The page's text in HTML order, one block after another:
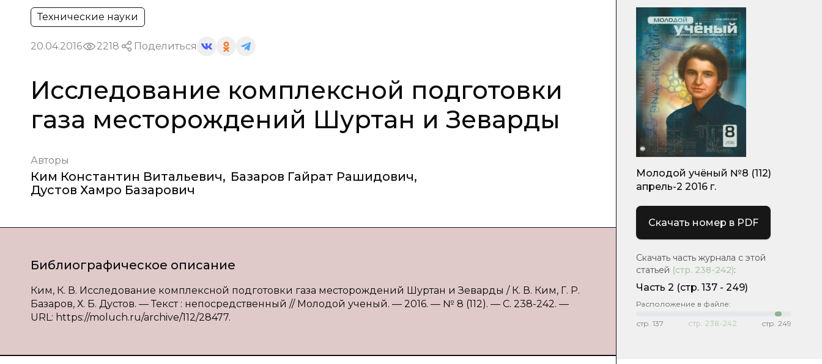
Технические науки
20.04.2016 2218 Поделиться
Исследование комплексной подготовки
газа месторождений Шуртан и Зеварды
Авторы
Ким Константин Витальевич, Базаров Гайрат Рашидович,
Дустов Хамро Базарович
Библиографическое описание
Ким, К. В. Исследование комплексной подготовки газа месторождений Шуртан и Зеварды / К. В. Ким, Г. Р.
Базаров, Х. Б. Дустов. — Текст : непосредственный // Молодой ученый. — 2016. — № 8 (112). — С. 238-242. —
URL: https://moluch.ru/archive/112/28477.
Молодой учёный №8 (112)
апрель-2 2016 г.
Скачать номер в PDF
Скачать часть журнала с этой
статьей (стр. 238-242):
Часть 2 (cтр. 137 - 249)
Расположение в файле:
стр. 137 стр. 238-242 стр. 249